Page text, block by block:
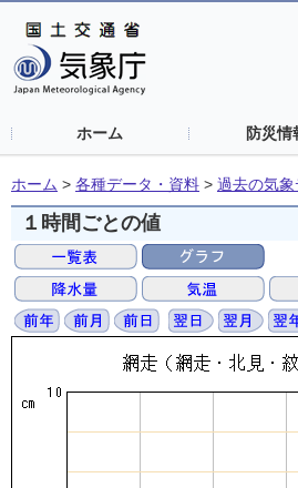
ホーム 防災情
ホーム > 各種データ・資料 > 過去の気
１時間ごとの値